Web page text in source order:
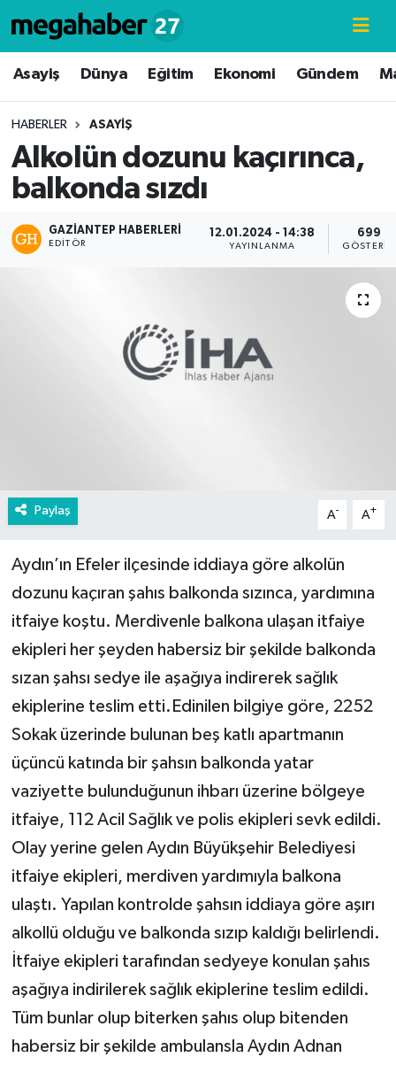
Asayiş Dünya Eğitim Ekonomi Gündem
HABERLER ASAYIŞ
Alkolün dozunu kaçırınca,
balkonda sızdı
GAZIANTEP HABERLERI
EDITÖR
12.01.2024 - 14:38
YAYINLANMA
699
GÖSTERIM
Paylaş A- A+
Aydın’ın Efeler ilçesinde iddiaya göre alkolün
dozunu kaçıran şahıs balkonda sızınca, yardımına
itfaiye koştu. Merdivenle balkona ulaşan itfaiye
ekipleri her şeyden habersiz bir şekilde balkonda
sızan şahsı sedye ile aşağıya indirerek sağlık
ekiplerine teslim etti.Edinilen bilgiye göre, 2252
Sokak üzerinde bulunan beş katlı apartmanın
üçüncü katında bir şahsın balkonda yatar
vaziyette bulunduğunun ihbarı üzerine bölgeye
itfaiye, 112 Acil Sağlık ve polis ekipleri sevk edildi.
Olay yerine gelen Aydın Büyükşehir Belediyesi
itfaiye ekipleri, merdiven yardımıyla balkona
ulaştı. Yapılan kontrolde şahsın iddiaya göre aşırı
alkollü olduğu ve balkonda sızıp kaldığı belirlendi.
İtfaiye ekipleri tarafından sedyeye konulan şahıs
aşağıya indirilerek sağlık ekiplerine teslim edildi.
Tüm bunlar olup biterken şahıs olup bitenden
habersiz bir şekilde ambulansla Aydın Adnan
Hava Durumu
Süper Lig Puan Durumu ve Fikstür
Tüm Manşetler
Son Dakika Haberleri